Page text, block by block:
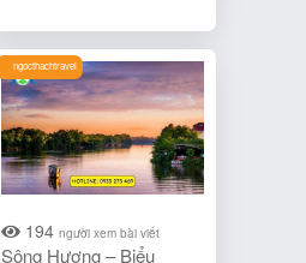
ngocthachtravel
194 người xem bài viết
Sông Hương – Biểu